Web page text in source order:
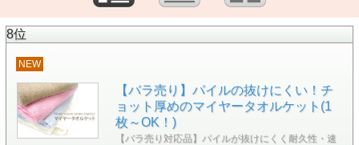
8位
NEW
【バラ売り】パイルの抜けにくい！チ
ョット厚めのマイヤータオルケット(1
枚～OK！)
【バラ売り対応品】パイルが抜けにくく耐久性・速